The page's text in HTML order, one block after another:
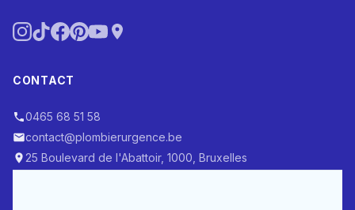
CONTACT
0465 68 51 58
contact@plombierurgence.be
25 Boulevard de l'Abattoir, 1000, Bruxelles